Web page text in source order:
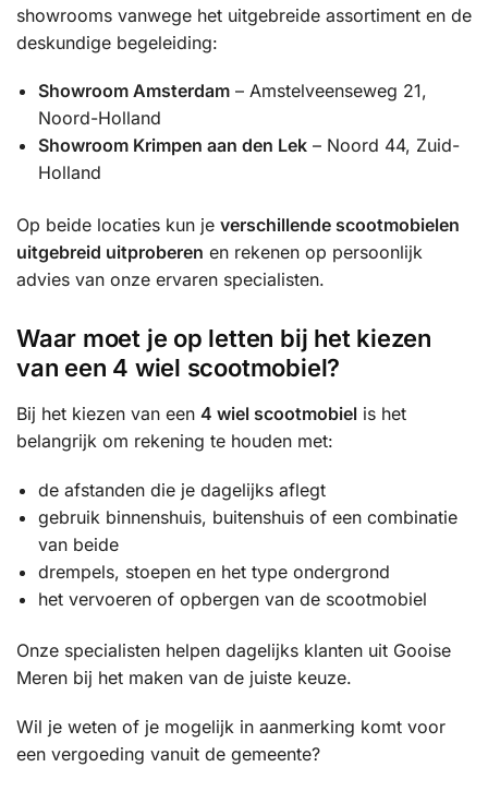
showrooms vanwege het uitgebreide assortiment en de
deskundige begeleiding:
Showroom Amsterdam – Amstelveenseweg 21,
Noord-Holland
Showroom Krimpen aan den Lek – Noord 44, Zuid-
Holland
Op beide locaties kun je verschillende scootmobielen
uitgebreid uitproberen en rekenen op persoonlijk
advies van onze ervaren specialisten.
Waar moet je op letten bij het kiezen
van een 4 wiel scootmobiel?
Bij het kiezen van een 4 wiel scootmobiel is het
belangrijk om rekening te houden met:
de afstanden die je dagelijks aflegt
gebruik binnenshuis, buitenshuis of een combinatie
van beide
drempels, stoepen en het type ondergrond
het vervoeren of opbergen van de scootmobiel
Onze specialisten helpen dagelijks klanten uit Gooise
Meren bij het maken van de juiste keuze.
Wil je weten of je mogelijk in aanmerking komt voor
een vergoeding vanuit de gemeente?